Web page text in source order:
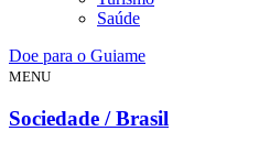
Saúde
Doe para o Guiame
MENU
Sociedade / Brasil